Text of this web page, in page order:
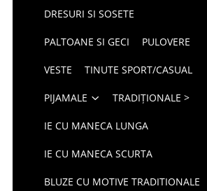
DRESURI SI SOSETE
PALTOANE SI GECI PULOVERE
VESTE TINUTE SPORT/CASUAL
PIJAMALE TRADIȚIONALE >
IE CU MANECA LUNGA
IE CU MANECA SCURTA
BLUZE CU MOTIVE TRADITIONALE